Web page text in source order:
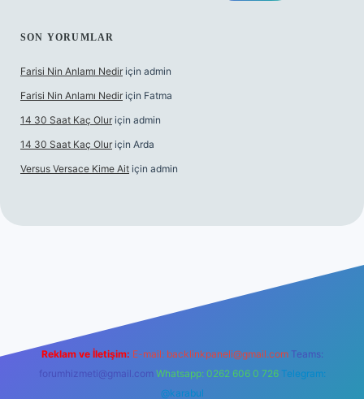
SON YORUMLAR
Farisi Nin Anlamı Nedir için admin
Farisi Nin Anlamı Nedir için Fatma
14 30 Saat Kaç Olur için admin
14 30 Saat Kaç Olur için Arda
Versus Versace Kime Ait için admin
Reklam ve İletişim: E-mail: backlinkpaneli@gmail.com Teams:
forumhizmeti@gmail.com Whatsapp: 0262 606 0 726 Telegram:
@karabul